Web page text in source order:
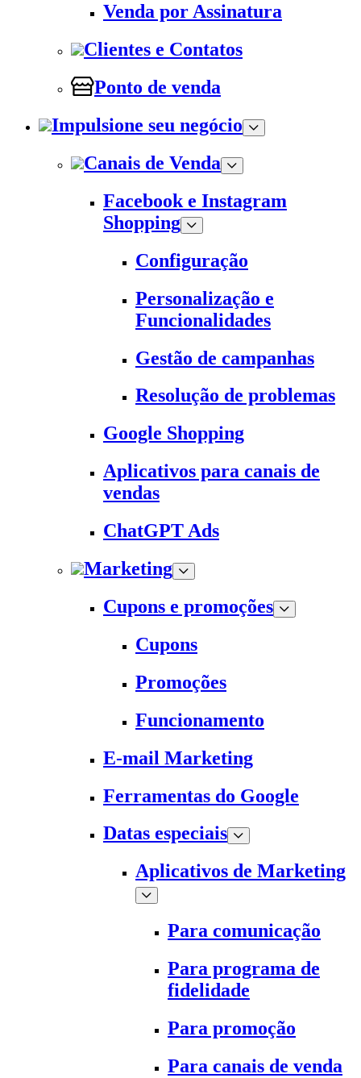
Venda por Assinatura
Clientes e Contatos
Ponto de venda
Impulsione seu negócio
Canais de Venda
Facebook e Instagram
Shopping
Configuração
Personalização e
Funcionalidades
Gestão de campanhas
Resolução de problemas
Google Shopping
Aplicativos para canais de
vendas
ChatGPT Ads
Marketing
Cupons e promoções
Cupons
Promoções
Funcionamento
E-mail Marketing
Ferramentas do Google
Datas especiais
Aplicativos de Marketing
Para comunicação
Para programa de
fidelidade
Para promoção
Para canais de venda